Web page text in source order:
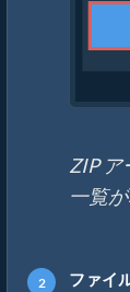
ZIP ア
一覧
ファイ